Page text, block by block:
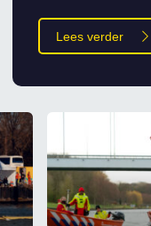
Lees verder